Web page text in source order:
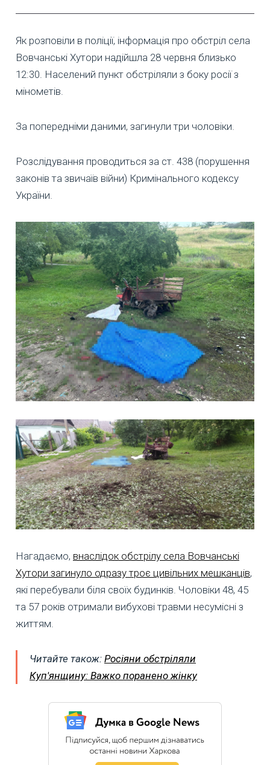
Як розповіли в поліції, інформація про обстріл села
Вовчанські Хутори надійшла 28 червня близько
12:30. Населений пункт обстріляли з боку росії з
мінометів.
За попередніми даними, загинули три чоловіки.
Розслідування проводиться за ст. 438 (порушення
законів та звичаїв війни) Кримінального кодексу
України.
Нагадаємо, внаслідок обстрілу села Вовчанські
Хутори загинуло одразу троє цивільних мешканців,
які перебували біля своїх будинків. Чоловіки 48, 45
та 57 років отримали вибухові травми несумісні з
життям.
Читайте також: Росіяни обстріляли
Куп'янщину: Важко поранено жінку